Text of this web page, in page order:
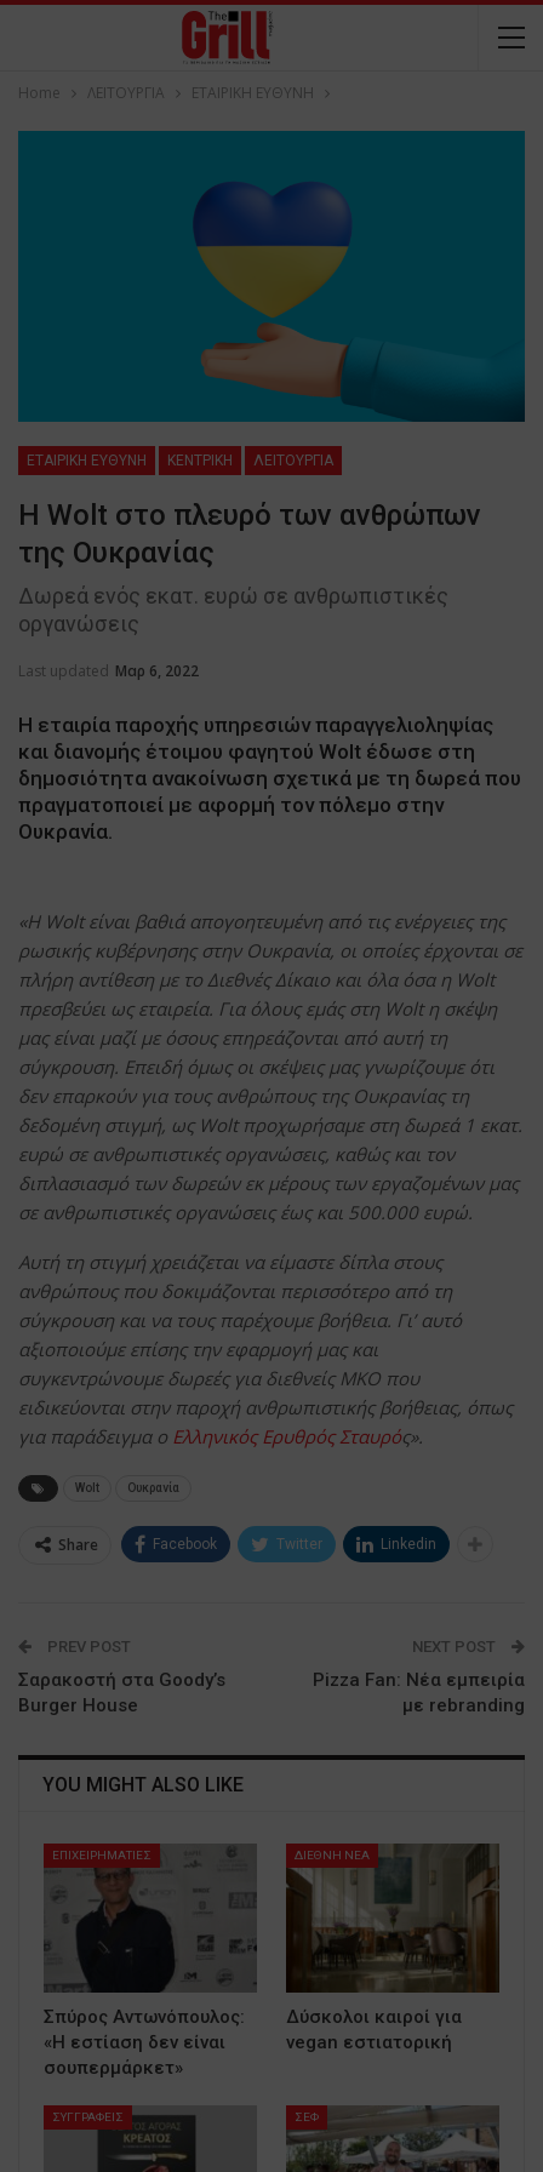
Home ΛΕΙΤΟΥΡΓΙΑ ΕΤΑΙΡΙΚΗ ΕΥΘΥΝΗ
ΕΤΑΙΡΙΚΗ ΕΥΘΥΝΗ ΚΕΝΤΡΙΚΗ ΛΕΙΤΟΥΡΓΙΑ
Η Wolt στο πλευρό των ανθρώπων
της Ουκρανίας
Δωρεά ενός εκατ. ευρώ σε ανθρωπιστικές
οργανώσεις
Last updated Μαρ 6, 2022
Η εταιρία παροχής υπηρεσιών παραγγελιοληψίας
και διανομής έτοιμου φαγητού Wolt έδωσε στη
δημοσιότητα ανακοίνωση σχετικά με τη δωρεά που
πραγματοποιεί με αφορμή τον πόλεμο στην
Ουκρανία.
«Η Wolt είναι βαθιά απογοητευμένη από τις ενέργειες της
ρωσικής κυβέρνησης στην Ουκρανία, οι οποίες έρχονται σε
πλήρη αντίθεση με το Διεθνές Δίκαιο και όλα όσα η Wolt
πρεσβεύει ως εταιρεία. Για όλους εμάς στη Wolt η σκέψη
μας είναι μαζί με όσους επηρεάζονται από αυτή τη
σύγκρουση. Επειδή όμως οι σκέψεις μας γνωρίζουμε ότι
δεν επαρκούν για τους ανθρώπους της Ουκρανίας τη
δεδομένη στιγμή, ως Wolt προχωρήσαμε στη δωρεά 1 εκατ.
ευρώ σε ανθρωπιστικές οργανώσεις, καθώς και τον
διπλασιασμό των δωρεών εκ μέρους των εργαζομένων μας
σε ανθρωπιστικές οργανώσεις έως και 500.000 ευρώ.
Αυτή τη στιγμή χρειάζεται να είμαστε δίπλα στους
ανθρώπους που δοκιμάζονται περισσότερο από τη
σύγκρουση και να τους παρέχουμε βοήθεια. Γι’ αυτό
αξιοποιούμε επίσης την εφαρμογή μας και
συγκεντρώνουμε δωρεές για διεθνείς ΜΚΟ που
ειδικεύονται στην παροχή ανθρωπιστικής βοήθειας, όπως
για παράδειγμα ο Ελληνικός Ερυθρός Σταυρός».
Wolt Ουκρανία
Share Facebook Twitter Linkedin
PREV POST
Σαρακοστή στα Goody’s
Burger House
NEXT POST
Pizza Fan: Νέα εμπειρία
με rebranding
YOU MIGHT ALSO LIKE
ΕΠΙΧΕΙΡΗΜΑΤΙΕΣ
Σπύρος Αντωνόπουλος:
«Η εστίαση δεν είναι
σουπερμάρκετ»
ΔΙΕΘΝΗ ΝΕΑ
Δύσκολοι καιροί για
vegan εστιατορική
ΣΥΓΓΡΑΦΕΙΣ ΣΕΦ